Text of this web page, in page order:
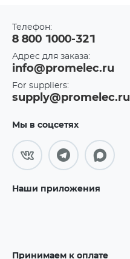
Телефон:
8 800 1000-321
Адрес для заказа:
info@promelec.ru
For suppliers:
supply@promelec.ru
Мы в соцсетях
Наши приложения
Принимаем к оплате